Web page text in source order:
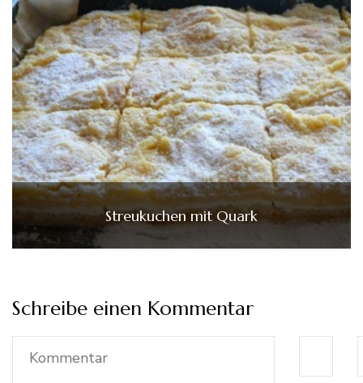
Streukuchen mit Quark
Schreibe einen Kommentar